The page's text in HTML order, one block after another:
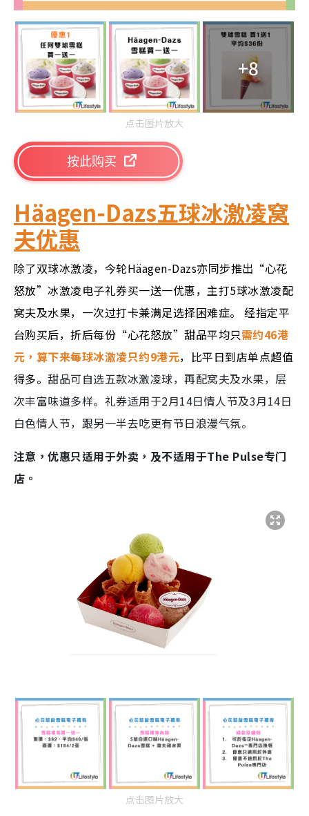
+8
点击图片放大
按此购买
Häagen-Dazs五球冰激凌窝
夫优惠
除了双球冰激凌，今轮Häagen-Dazs亦同步推出“心花
怒放”冰激凌电子礼券买一送一优惠，主打5球冰激凌配
窝夫及水果，一次过打卡兼满足选择困难症。 经指定平
台购买后，折后每份“心花怒放”甜品平均只需约46港
元，算下来每球冰激凌只约9港元，比平日到店单点超值
得多。甜品可自选五款冰激凌球，再配窝夫及水果，层
次丰富味道多样。礼券适用于2月14日情人节及3月14日
白色情人节，跟另一半去吃更有节日浪漫气氛。
注意，优惠只适用于外卖，及不适用于The Pulse专门
店。
点击图片放大